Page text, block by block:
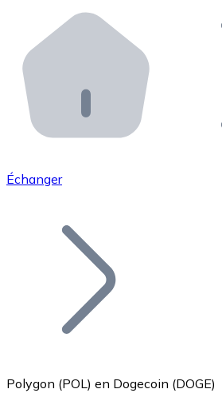
Distributeurs automatiques
Intégrez un ATM Bitnovo
API Bitnovo
Intégrez notre API dans votre
Rejoignez notre réseau de
Ajoutez le token de votre
Échanger
Polygon (POL) en Dogecoin (DOGE)